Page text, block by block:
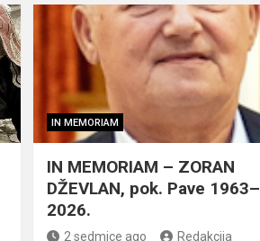
IN MEMORIAM
IN MEMORIAM – ZORAN
DŽEVLAN, pok. Pave 1963–
2026.
2 sedmice ago Redakcija